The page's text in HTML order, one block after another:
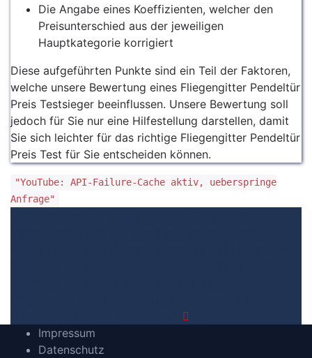
Die Angabe eines Koeffizienten, welcher den
Preisunterschied aus der jeweiligen
Hauptkategorie korrigiert
Diese aufgeführten Punkte sind ein Teil der Faktoren,
welche unsere Bewertung eines Fliegengitter Pendeltür
Preis Testsieger beeinflussen. Unsere Bewertung soll
jedoch für Sie nur eine Hilfestellung darstellen, damit
Sie sich leichter für das richtige Fliegengitter Pendeltür
Preis Test für Sie entscheiden können.
"YouTube: API-Failure-Cache aktiv, ueberspringe
Anfrage"
Impressum
Datenschutz